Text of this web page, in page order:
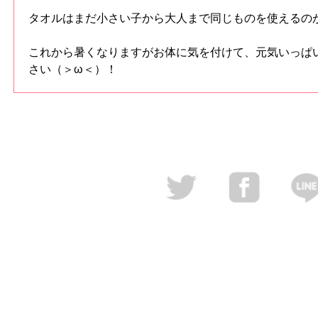
タオルはまだ小さい子から大人まで同じものを使えるの
これから暑くなりますがお体に気を付けて、元気いっ
さい（＞ω＜）！